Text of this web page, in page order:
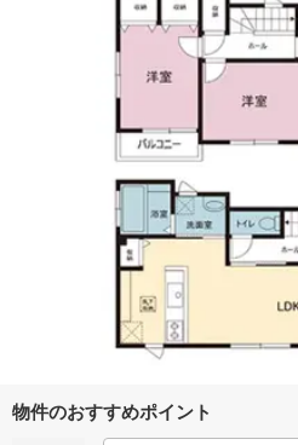
物件のおすすめポイント